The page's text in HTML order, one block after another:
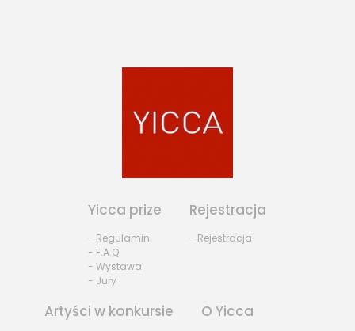
Yicca prize
- Regulamin
- F.A.Q.
- Wystawa
- Jury
Rejestracja
- Rejestracja
Artyści w konkursie O Yicca